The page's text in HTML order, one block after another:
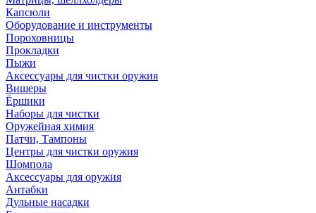
Капсюли
Оборудование и инструменты
Пороховницы
Прокладки
Пыжи
Аксессуары для чистки оружия
Вишеры
Ёршики
Наборы для чистки
Оружейная химия
Патчи, Тампоны
Центры для чистки оружия
Шомпола
Аксессуары для оружия
Антабки
Дульные насадки